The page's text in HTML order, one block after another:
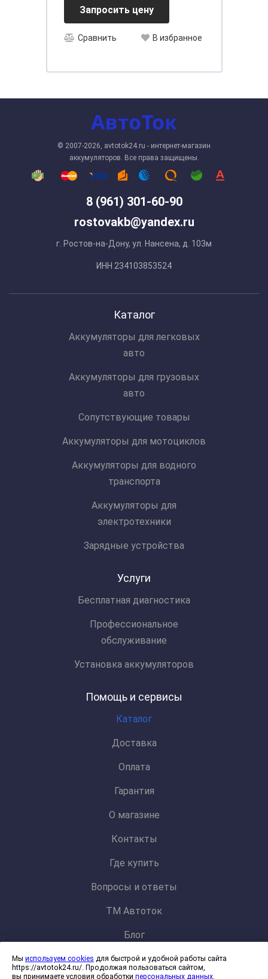
Запросить цену
Сравнить В избранное
8 (961) 301-60-90
rostovakb@yandex.ru
г. Ростов-на-Дону, ул. Нансена, д. 103м
ИНН 234103853524
© 2007-2026, avtotok24.ru - интернет-магазин
аккумуляторов. Все права защищены.
Каталог
Аккумуляторы для легковых
авто
Аккумуляторы для грузовых
авто
Сопутствующие товары
Аккумуляторы для мотоциклов
Аккумуляторы для водного
транспорта
Аккумуляторы для
электротехники
Зарядные устройства
Услуги
Бесплатная диагностика
Профессиональное
обслуживание
Установка аккумуляторов
Помощь и сервисы
Каталог
Доставка
Оплата
Гарантия
О магазине
Контакты
Где купить
Вопросы и ответы
ТМ Автоток
Блог
Политика конфиденциальности и обработки персональных данных
Согласие на обработку файлов cookies
Мы используем cookies для быстрой и удобной работы сайта
https://avtotok24.ru/. Продолжая пользоваться сайтом,
вы принимаете условия обработки персональных данных.